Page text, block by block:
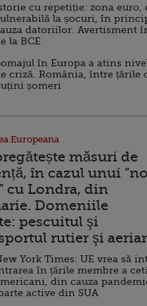
cu repetiție: zona euro,
la șocuri, în
datoriilor. Avertisment
la BCE
în Europa a atins
criză. România, între țările
șomeri
Europeana
măsuri de
în cazul unui ”no
cu Londra, din
Domeniile
pescuitul şi
rutier şi
York Times: UE vrea să
în țările membre a
din cauza
active din SUA